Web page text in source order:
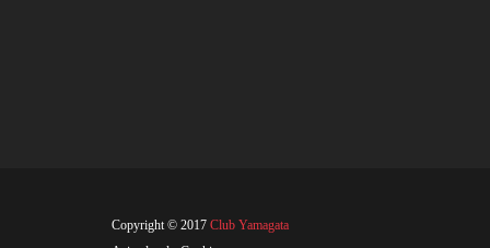
Copyright © 2017 Club Yamagata